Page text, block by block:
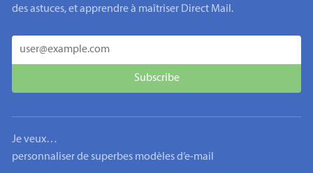
des astuces, et apprendre à maîtriser Direct Mail.
Je veux…
personnaliser de superbes modèles d’e-mail